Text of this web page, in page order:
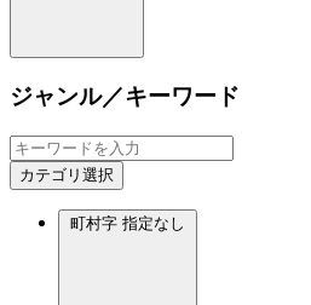
ジャンル／キーワード
カテゴリ選択
町村字 指定なし